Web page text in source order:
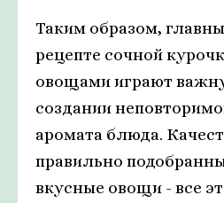
Таким образом,
рецепте сочной
овощами играют
создании
аромата блюда.
правильно
вкусные овощи - все